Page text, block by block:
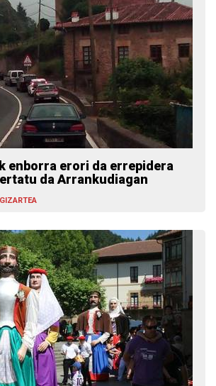
enborra erori da errepidera
da Arrankudiagan
GIZARTEA